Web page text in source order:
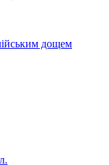
дощем